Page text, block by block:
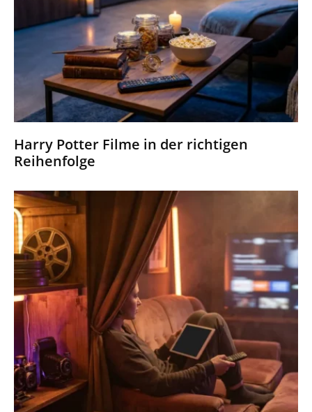
Harry Potter Filme in der richtigen
Reihenfolge